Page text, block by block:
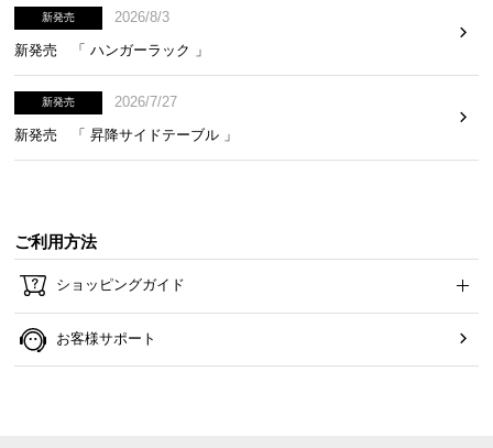
新発売
2026/8/3
新発売 「 ハンガーラック 」
新発売
2026/7/27
新発売 「 昇降サイドテーブル 」
ご利用方法
ショッピングガイド
お客様サポート